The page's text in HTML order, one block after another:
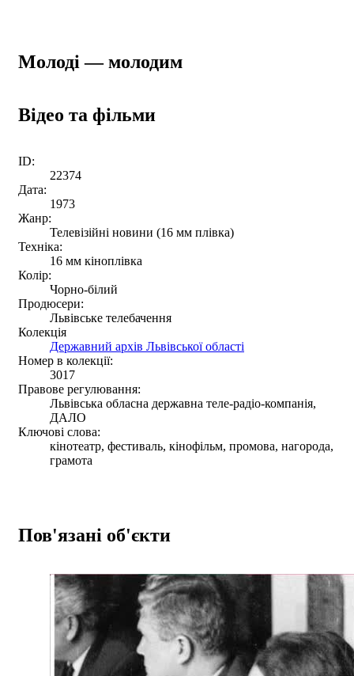
Молоді — молодим
Відео та фільми
ID:
22374
Дата:
1973
Жанр:
Телевізійні новини (16 мм плівка)
Техніка:
16 мм кіноплівка
Колір:
Чорно-білий
Продюсери:
Львівське телебачення
Колекція
Державний архів Львівської області
Номер в колекції:
3017
Правове регулювання:
Львівська обласна державна теле-радіо-компанія,
ДАЛО
Ключові слова:
кінотеатр, фестиваль, кінофільм, промова, нагорода,
грамота
Пов'язані об'єкти